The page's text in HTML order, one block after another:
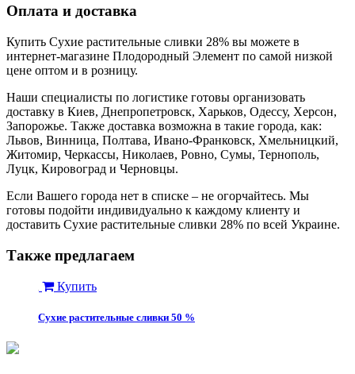
Оплата и доставка
Купить Сухие растительные сливки 28% вы можете в
интернет-магазине Плодородный Элемент по самой низкой
цене оптом и в розницу.
Наши специалисты по логистике готовы организовать
доставку в Киев, Днепропетровск, Харьков, Одессу, Херсон,
Запорожье. Также доставка возможна в такие города, как:
Львов, Винница, Полтава, Ивано-Франковск, Хмельницкий,
Житомир, Черкассы, Николаев, Ровно, Сумы, Тернополь,
Луцк, Кировоград и Черновцы.
Если Вашего города нет в списке – не огорчайтесь. Мы
готовы подойти индивидуально к каждому клиенту и
доставить Сухие растительные сливки 28% по всей Украине.
Также предлагаем
Купить
Сухие растительные сливки 50 %